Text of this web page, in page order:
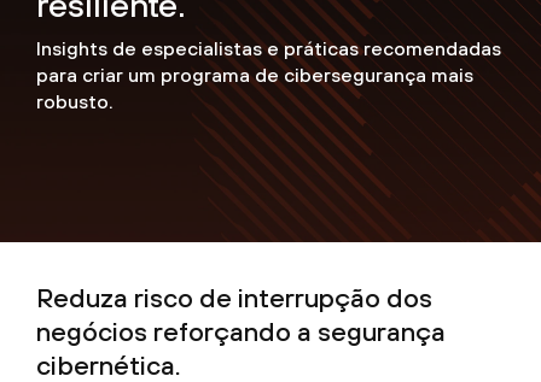
Insights de especialistas e práticas recomendadas
para criar um programa de cibersegurança mais
robusto.
Reduza risco de interrupção dos
negócios reforçando a segurança
cibernética.